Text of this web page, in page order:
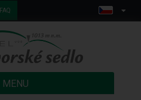
FAQ
MENU